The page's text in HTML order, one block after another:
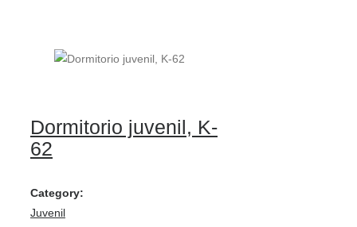
Dormitorio juvenil, K-
62
Category:
Juvenil